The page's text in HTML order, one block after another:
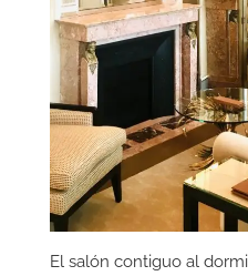
El salón contiguo al